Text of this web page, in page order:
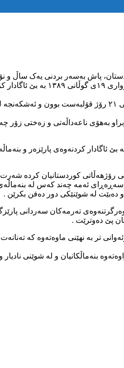
ماکۆی رۆژهەڵاتی کوردستان، پاش بەسەر بردنی
رۆژی ۸ی سەرماوەز بە تۆمەتی پەیوەندی لەگەڵ حزبی ژیانی
شیرین عەلەم هۆلی لە بڕواری ۶ی جۆزەردان ۱۳۸۷ لە شاری تاران لە لایەن سپای پاسدارانەوە دەست
بەهۆی ناعەداڵەتی و زەختی زۆر
کەمانگەر بە بێ ئاگادار کردنەوەی
رۆژهەڵاتی کوردستانیان کردە
سەڕەڕای ئەمە چەند کەس لە
و دەبێت لە شوێنێکی دور دەفن بکرێن .
وەرگرتنەوەی تەرمەکان سەردانی
پێ دەوترێت .
تر بە نهێنی ماوەتەوە کە تەنانەت
بنەماڵکانیان و لە شوێنی